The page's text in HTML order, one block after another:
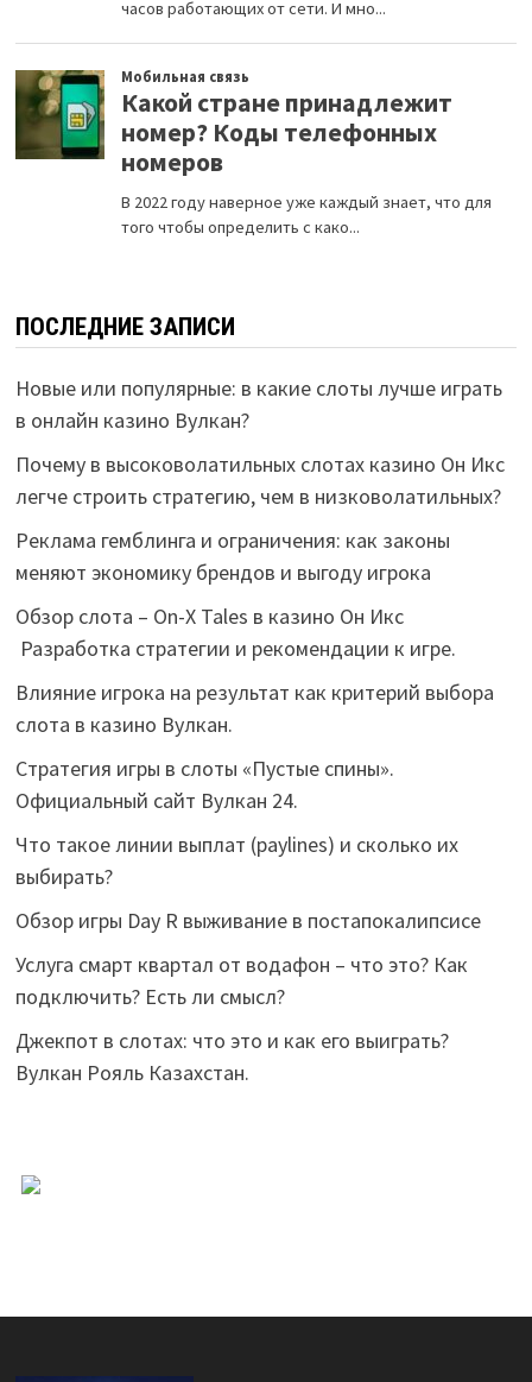
ПОСЛЕДНИЕ ЗАПИСИ
Новые или популярные: в какие слоты лучше играть
в онлайн казино Вулкан?
Почему в высоковолатильных слотах казино Он Икс
легче строить стратегию, чем в низковолатильных?
Реклама гемблинга и ограничения: как законы
меняют экономику брендов и выгоду игрока
Обзор слота – On-X Tales в казино Он Икс
Разработка стратегии и рекомендации к игре.
Влияние игрока на результат как критерий выбора
слота в казино Вулкан.
Стратегия игры в слоты «Пустые спины».
Официальный сайт Вулкан 24.
Что такое линии выплат (paylines) и сколько их
выбирать?
Обзор игры Day R выживание в постапокалипсисе
Услуга смарт квартал от водафон – что это? Как
подключить? Есть ли смысл?
Джекпот в слотах: что это и как его выиграть?
Вулкан Рояль Казахстан.